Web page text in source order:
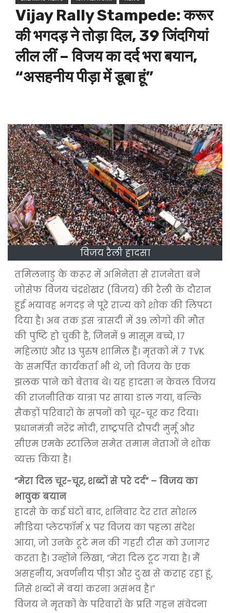
Vijay Rally Stampede: करूर
की भगदड़ ने तोड़ा दिल, 39 जिंदगियां
लील लीं – विजय का दर्द भरा बयान,
“असहनीय पीड़ा में डूबा हूं”
विजय रैली हादसा
तमिलनाडु के करूर में अभिनेता से राजनेता बने
जोसेफ विजय चंद्रशेखर (विजय) की रैली के दौरान
हुई भयावह भगदड़ ने पूरे राज्य को शोक की लिपटा
दिया है। अब तक इस त्रासदी में 39 लोगों की मौत
की पुष्टि हो चुकी है, जिनमें 9 मासूम बच्चे, 17
महिलाएं और 13 पुरुष शामिल हैं। मृतकों में 7 TVK
के समर्पित कार्यकर्ता भी थे, जो विजय के एक
झलक पाने को बेताब थे। यह हादसा न केवल विजय
की राजनीतिक यात्रा पर साया डाल गया, बल्कि
सैकड़ों परिवारों के सपनों को चूर-चूर कर दिया।
प्रधानमंत्री नरेंद्र मोदी, राष्ट्रपति द्रौपदी मुर्मू और
सीएम एमके स्टालिन समेत तमाम नेताओं ने शोक
व्यक्त किया है।
“मेरा दिल चूर-चूर, शब्दों से परे दर्द” – विजय का
भावुक बयान
हादसे के कई घंटों बाद, शनिवार देर रात सोशल
मीडिया प्लेटफॉर्म X पर विजय का पहला संदेश
आया, जो उनके टूटे मन की गहरी टीस को उजागर
करता है। उन्होंने लिखा, “मेरा दिल टूट गया है। मैं
असहनीय, अवर्णनीय पीड़ा और दुःख से कराह रहा हूं,
जिसे शब्दों में बयां करना असंभव है।”
विजय ने मृतकों के परिवारों के प्रति गहन संवेदना